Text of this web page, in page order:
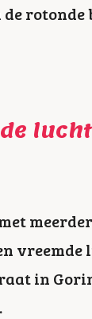
de rotonde
vreemde
in